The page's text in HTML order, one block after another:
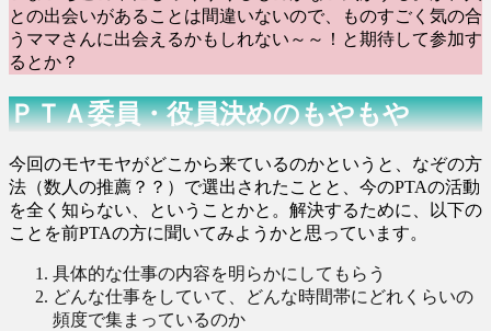
との出会いがあることは間違いないので、ものすごく気の合
うママさんに出会えるかもしれない～～！と期待して参加す
るとか？
ＰＴＡ委員・役員決めのもやもや
今回のモヤモヤがどこから来ているのかというと、なぞの方
法（数人の推薦？？）で選出されたことと、今のPTAの活動
を全く知らない、ということかと。解決するために、以下の
ことを前PTAの方に聞いてみようかと思っています。
具体的な仕事の内容を明らかにしてもらう
どんな仕事をしていて、どんな時間帯にどれくらいの
頻度で集まっているのか